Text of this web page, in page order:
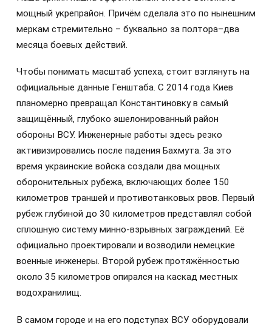
мощный укрепрайон. Причём сделала это по нынешним
меркам стремительно – буквально за полтора–два
месяца боевых действий.
Чтобы понимать масштаб успеха, стоит взглянуть на
официальные данные Генштаба. С 2014 года Киев
планомерно превращал Константиновку в самый
защищённый, глубоко эшелонированный район
обороны ВСУ. Инженерные работы здесь резко
активизировались после падения Бахмута. За это
время украинские войска создали два мощных
оборонительных рубежа, включающих более 150
километров траншей и противотанковых рвов. Первый
рубеж глубиной до 30 километров представлял собой
сплошную систему минно-взрывных заграждений. Её
официально проектировали и возводили немецкие
военные инженеры. Второй рубеж протяжённостью
около 35 километров опирался на каскад местных
водохранилищ.
В самом городе и на его подступах ВСУ оборудовали